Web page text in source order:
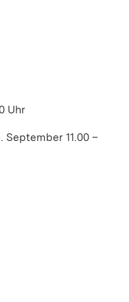
Uhr
September 11.00 –